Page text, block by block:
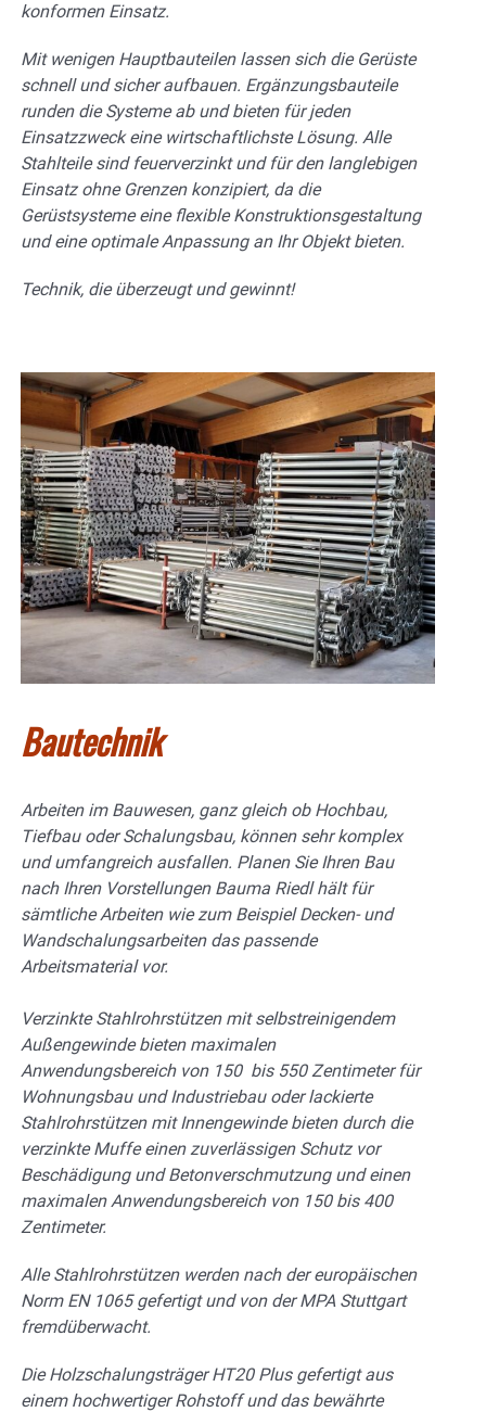
konformen Einsatz.
Mit wenigen Hauptbauteilen lassen sich die Gerüste
schnell und sicher aufbauen. Ergänzungsbauteile
runden die Systeme ab und bieten für jeden
Einsatzzweck eine wirtschaftlichste Lösung. Alle
Stahlteile sind feuerverzinkt und für den langlebigen
Einsatz ohne Grenzen konzipiert, da die
Gerüstsysteme eine flexible Konstruktionsgestaltung
und eine optimale Anpassung an Ihr Objekt bieten.
Technik, die überzeugt und gewinnt!
Bautechnik
Arbeiten im Bauwesen, ganz gleich ob Hochbau,
Tiefbau oder Schalungsbau, können sehr komplex
und umfangreich ausfallen. Planen Sie Ihren Bau
nach Ihren Vorstellungen Bauma Riedl hält für
sämtliche Arbeiten wie zum Beispiel Decken- und
Wandschalungsarbeiten das passende
Arbeitsmaterial vor.
Verzinkte Stahlrohrstützen mit selbstreinigendem
Außengewinde bieten maximalen
Anwendungsbereich von 150 bis 550 Zentimeter für
Wohnungsbau und Industriebau oder lackierte
Stahlrohrstützen mit Innengewinde bieten durch die
verzinkte Muffe einen zuverlässigen Schutz vor
Beschädigung und Betonverschmutzung und einen
maximalen Anwendungsbereich von 150 bis 400
Zentimeter.
Alle Stahlrohrstützen werden nach der europäischen
Norm EN 1065 gefertigt und von der MPA Stuttgart
fremdüberwacht.
Die Holzschalungsträger HT20 Plus gefertigt aus
einem hochwertiger Rohstoff und das bewährte